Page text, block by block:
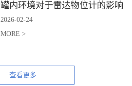
罐内环境对于雷达物位计的影响
2026-02-24
MORE >
查看更多